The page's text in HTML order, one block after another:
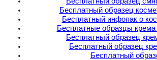
Бесплатный образец
Бесплатный инфопак о
Бесплатные образцы крема
Бесплатный образец
Бесплатный образец
Бесплатный